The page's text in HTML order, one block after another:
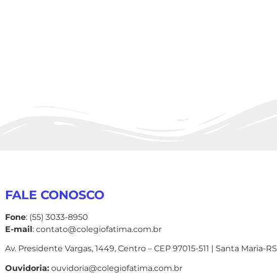
FALE CONOSCO
Fone: (55) 3033-8950
E-mail: contato@colegiofatima.com.br
Av. Presidente Vargas, 1449, Centro – CEP 97015-511 | Santa Maria-RS
Ouvidoria: ouvidoria@colegiofatima.com.br